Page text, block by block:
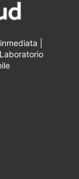
|